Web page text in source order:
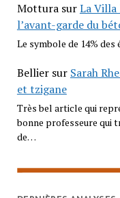
MotturasurLa Villa
l’avant-garde du
Le symbole de 14% des
Belliersur Sarah
et tzigane
Très bel article qui
bonne professeure qui
de…